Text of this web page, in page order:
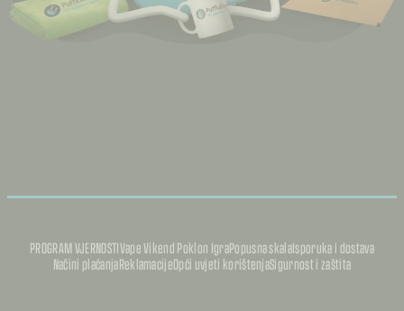
PROGRAM VJERNOSTIVape Vikend Poklon IgraPopusna skalaIsporuka i dostava
Načini plaćanjaReklamacijeOpći uvjeti korištenjaSigurnost i zaštita